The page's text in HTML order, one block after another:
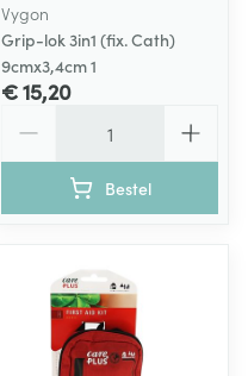
Vygon
Grip-lok 3in1 (fix. Cath)
9cmx3,4cm 1
€ 15,20
Bestel